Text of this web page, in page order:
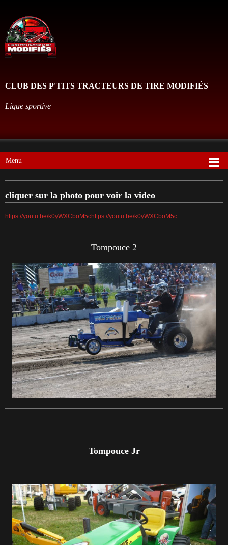
CLUB DES P'TITS TRACTEURS DE TIRE MODIFIÉS
Ligue sportive
Menu
cliquer sur la photo pour voir la video
https://youtu.be/k0yWXCboM5chttps://youtu.be/k0yWXCboM5c
Tompouce 2
Tompouce Jr